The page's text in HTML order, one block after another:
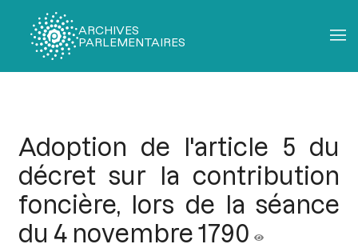
ARCHIVES
PARLEMENTAIRES
Adoption de l'article 5 du
décret sur la contribution
foncière, lors de la séance
du 4 novembre 1790